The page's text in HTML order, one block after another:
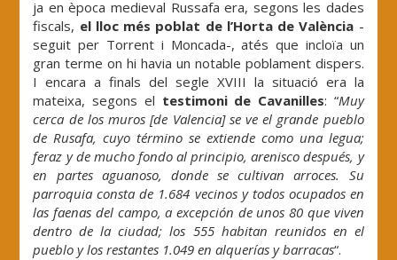
ja en època medieval Russafa era, segons les dades
fiscals, el lloc més poblat de l’Horta de València -
seguit per Torrent i Moncada-, atés que incloïa un
gran terme on hi havia un notable poblament dispers.
I encara a finals del segle XVIII la situació era la
mateixa, segons el testimoni de Cavanilles: “Muy
cerca de los muros [de Valencia] se ve el grande pueblo
de Rusafa, cuyo término se extiende como una legua;
feraz y de mucho fondo al principio, arenisco después, y
en partes aguanoso, donde se cultivan arroces. Su
parroquia consta de 1.684 vecinos y todos ocupados en
las faenas del campo, a excepción de unos 80 que viven
dentro de la ciudad; los 555 habitan reunidos en el
pueblo y los restantes 1.049 en alquerías y barracas“.